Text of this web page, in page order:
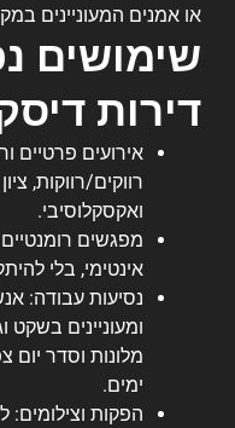
או אמנים המעוניינים
שימושים
דירות
אירועים פרטיים
רווקים/רווקות,
ואקסקלוסיבי.
מפגשים
אינטימי, בלי
נסיעות עבודה:
ומעוניינים
מלונות וסדר יום
ימים.
הפקות וצילומים: